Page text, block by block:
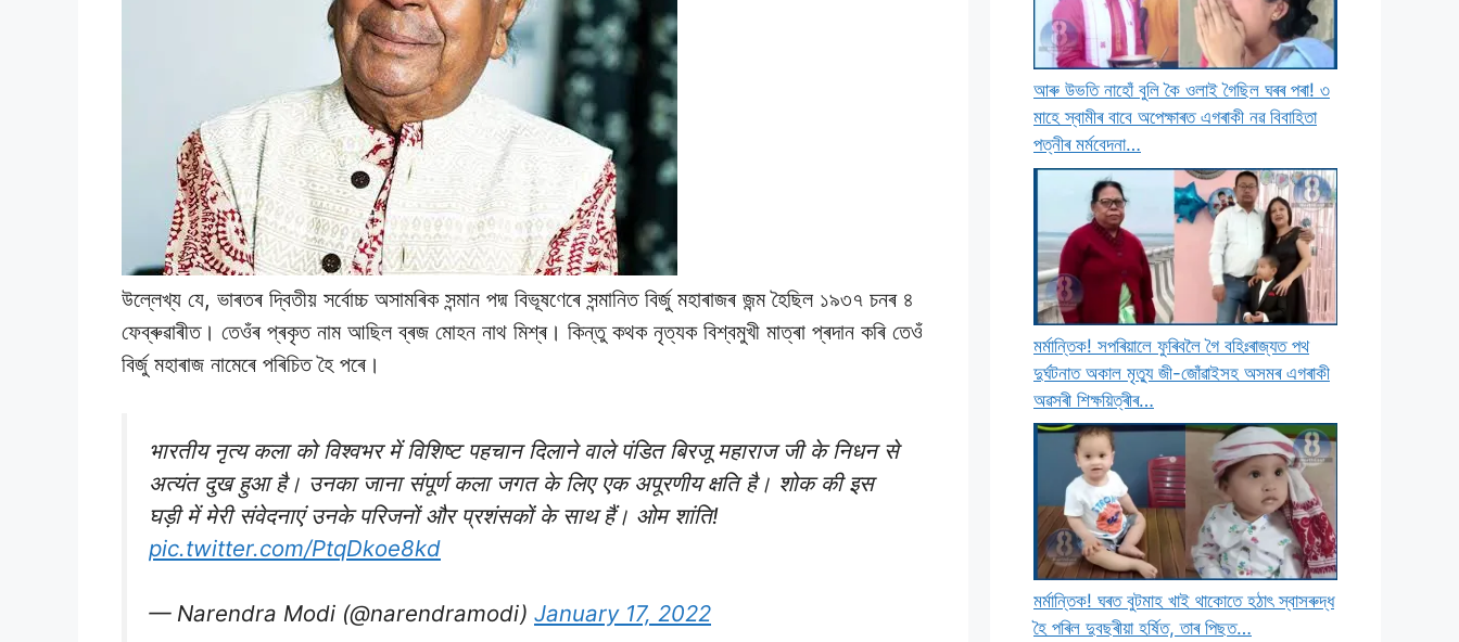
উল্লেখ্য যে, ভাৰতৰ দ্বিতীয় সৰ্বোচ্চ অসামৰিক সন্মান পদ্ম বিভূষণেৰে সন্মানিত বিৰ্জু মহাৰাজৰ জন্ম হৈছিল ১৯৩৭ চনৰ ৪
ফেব্ৰুৱাৰীত। তেওঁৰ প্ৰকৃত নাম আছিল ব্ৰজ মোহন নাথ মিশ্ৰ। কিন্তু কথক নৃত্যক বিশ্বমুখী মাত্ৰা প্ৰদান কৰি তেওঁ
বিৰ্জু মহাৰাজ নামেৰে পৰিচিত হৈ পৰে।
भारतीय नृत्य कला को विश्वभर में विशिष्ट पहचान दिलाने वाले पंडित बिरजू महाराज जी के निधन से
अत्यंत दुख हुआ है। उनका जाना संपूर्ण कला जगत के लिए एक अपूरणीय क्षति है। शोक की इस
घड़ी में मेरी संवेदनाएं उनके परिजनों और प्रशंसकों के साथ हैं। ओम शांति!
pic.twitter.com/PtqDkoe8kd
— Narendra Modi (@narendramodi) January 17, 2022
আৰু উভতি নাহোঁ বুলি কৈ ওলাই গৈছিল ঘৰৰ পৰা! ৩
মাহে স্বামীৰ বাবে অপেক্ষাৰত এগৰাকী নৱ বিবাহিতা
পত্নীৰ মৰ্মবেদনা…
মৰ্মান্তিক! সপৰিয়ালে ফুৰিবলৈ গৈ বহিঃৰাজ্যত পথ
দুৰ্ঘটনাত অকাল মৃত্যু জী-জোঁৱাইসহ অসমৰ এগৰাকী
অৱসৰী শিক্ষয়িত্ৰীৰ…
মৰ্মান্তিক! ঘৰত বুটমাহ খাই থাকােতে হঠাৎ স্বাসৰুদ্ধ
হৈ পৰিল দুবছৰীয়া হৰ্ষিত, তাৰ পিছত…